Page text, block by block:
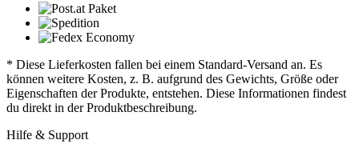
* Diese Lieferkosten fallen bei einem Standard-Versand an. Es
können weitere Kosten, z. B. aufgrund des Gewichts, Größe oder
Eigenschaften der Produkte, entstehen. Diese Informationen findest
du direkt in der Produktbeschreibung.
Hilfe & Support